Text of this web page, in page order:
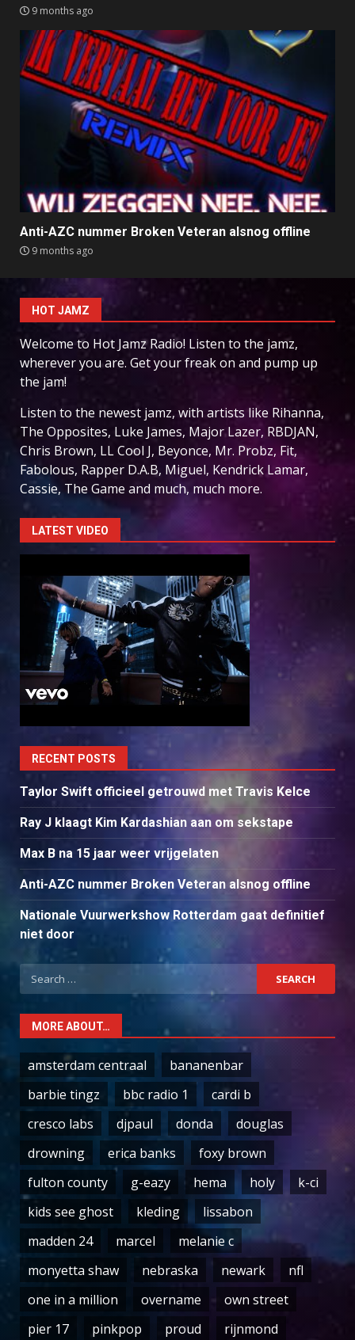
9 months ago
Anti-AZC nummer Broken Veteran alsnog offline
9 months ago
HOT JAMZ
Welcome to Hot Jamz Radio! Listen to the jamz,
wherever you are. Get your freak on and pump up
the jam!
Listen to the newest jamz, with artists like Rihanna,
The Opposites, Luke James, Major Lazer, RBDJAN,
Chris Brown, LL Cool J, Beyonce, Mr. Probz, Fit,
Fabolous, Rapper D.A.B, Miguel, Kendrick Lamar,
Cassie, The Game and much, much more.
LATEST VIDEO
RECENT POSTS
Taylor Swift officieel getrouwd met Travis Kelce
Ray J klaagt Kim Kardashian aan om sekstape
Max B na 15 jaar weer vrijgelaten
Anti-AZC nummer Broken Veteran alsnog offline
Nationale Vuurwerkshow Rotterdam gaat definitief
niet door
Search
for:
MORE ABOUT…
amsterdam centraal
bananenbar
barbie tingz
bbc radio 1
cardi b
cresco labs
djpaul donda
douglas
drowning
erica banks
foxy brown
fulton county
g-eazy hema holy
k-ci
kids see ghost
kleding
lissabon
madden 24
marcel
melanie c
monyetta shaw
nebraska newark
nfl
one in a million
overname
own street
pier 17
pinkpop proud rijnmond